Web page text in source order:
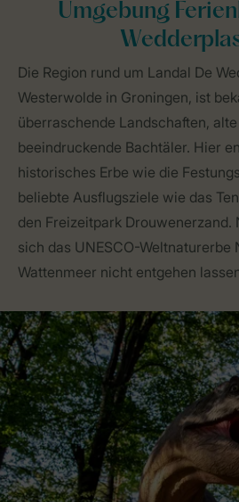
Umgebung
Die Region rund um Landal De
Westerwolde in Groningen, ist
überraschende Landschaften,
beeindruckende Bachtäler. Hier
historisches Erbe wie die
beliebte Ausflugsziele wie das
den Freizeitpark
sich das UNESCO-Weltnaturerbe
Wattenmeer nicht entgehen